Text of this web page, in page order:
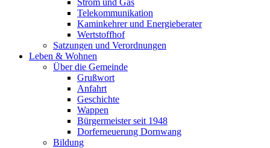
Strom und Gas
Telekommunikation
Kaminkehrer und Energieberater
Wertstoffhof
Satzungen und Verordnungen
Leben & Wohnen
Über die Gemeinde
Grußwort
Anfahrt
Geschichte
Wappen
Bürgermeister seit 1948
Dorferneuerung Dornwang
Bildung